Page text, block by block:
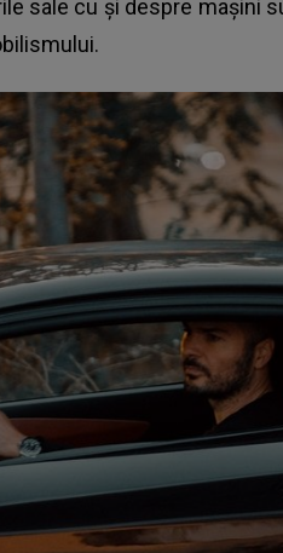
sale cu şi despre maşini